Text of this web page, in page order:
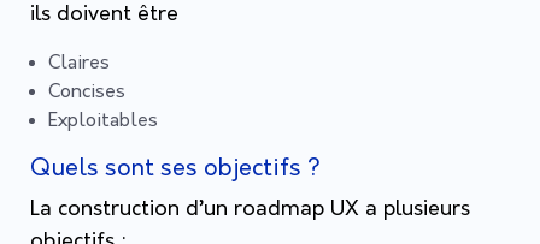
ils doivent être
Claires
Concises
Exploitables
Quels sont ses objectifs ?
La construction d’un roadmap UX a plusieurs